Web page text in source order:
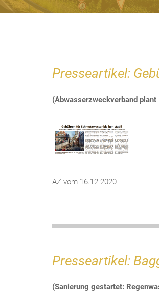
Presseartikel:
(Abwasserzweckverband
AZ vom 16.12.2020
Presseartikel:
(Sanierung gestartet: